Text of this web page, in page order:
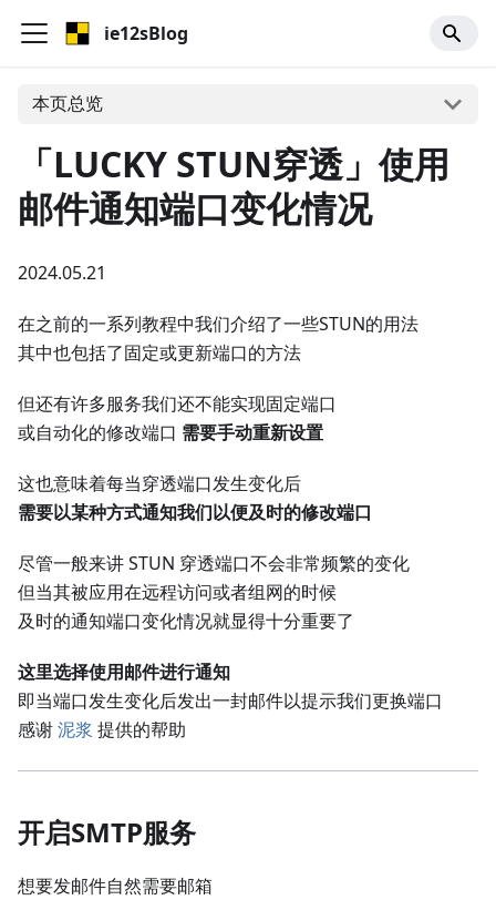
ie12sBlog
本页总览
「LUCKY STUN穿透」使用
邮件通知端口变化情况
2024.05.21
在之前的一系列教程中我们介绍了一些STUN的用法
其中也包括了固定或更新端口的方法
但还有许多服务我们还不能实现固定端口
或自动化的修改端口 需要手动重新设置
这也意味着每当穿透端口发生变化后
需要以某种方式通知我们以便及时的修改端口
尽管一般来讲 STUN 穿透端口不会非常频繁的变化
但当其被应用在远程访问或者组网的时候
及时的通知端口变化情况就显得十分重要了
这里选择使用邮件进行通知
即当端口发生变化后发出一封邮件以提示我们更换端口
感谢泥浆 提供的帮助
开启SMTP服务
想要发邮件自然需要邮箱